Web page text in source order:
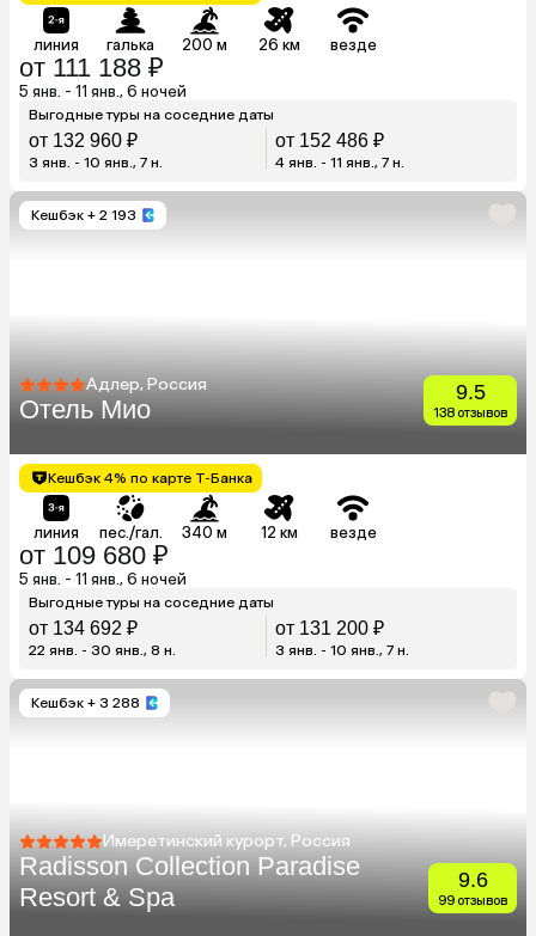
линия галька 200 м 26 км везде
от 111 188 ₽
5 янв. - 11 янв., 6 ночей
Выгодные туры на соседние даты
от 132 960 ₽
3 янв. - 10 янв., 7 н.
от 152 486 ₽
4 янв. - 11 янв., 7 н.
Кешбэк + 2 193
Адлер, Россия
Отель Мио
9.5
138 отзывов
Кешбэк 4% по карте Т-Банка
линия пес./гал. 340 м 12 км везде
от 109 680 ₽
5 янв. - 11 янв., 6 ночей
Выгодные туры на соседние даты
от 134 692 ₽
22 янв. - 30 янв., 8 н.
от 131 200 ₽
3 янв. - 10 янв., 7 н.
Кешбэк + 3 288
Имеретинский курорт, Россия
Radisson Collection Paradise
Resort & Spa
9.6
99 отзывов